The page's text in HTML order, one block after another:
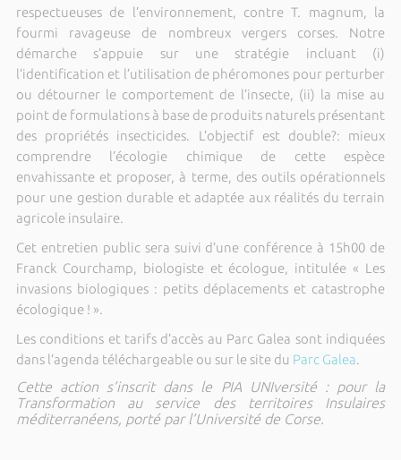
respectueuses de l’environnement, contre T. magnum, la
fourmi ravageuse de nombreux vergers corses. Notre
démarche s’appuie sur une stratégie incluant (i)
l’identification et l’utilisation de phéromones pour perturber
ou détourner le comportement de l’insecte, (ii) la mise au
point de formulations à base de produits naturels présentant
des propriétés insecticides. L’objectif est double?: mieux
comprendre l’écologie chimique de cette espèce
envahissante et proposer, à terme, des outils opérationnels
pour une gestion durable et adaptée aux réalités du terrain
agricole insulaire.
Cet entretien public sera suivi d’une conférence à 15h00 de
Franck Courchamp, biologiste et écologue, intitulée « Les
invasions biologiques : petits déplacements et catastrophe
écologique ! ».
Les conditions et tarifs d’accès au Parc Galea sont indiquées
dans l’agenda téléchargeable ou sur le site du Parc Galea.
Cette action s’inscrit dans le PIA UNIversité : pour la
Transformation au service des territoires Insulaires
méditerranéens, porté par l’Université de Corse.